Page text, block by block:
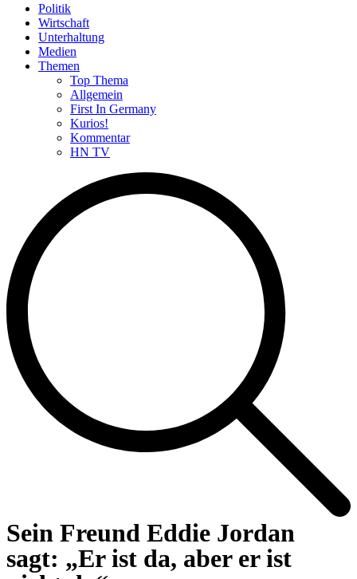
Politik
Wirtschaft
Unterhaltung
Medien
Themen
Top Thema
Allgemein
First In Germany
Kurios!
Kommentar
HN TV
Sein Freund Eddie Jordan
sagt: „Er ist da, aber er ist